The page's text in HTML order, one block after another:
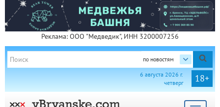
Реклама: ООО "Медведик", ИНН 3200007256
по новостям
18+
6 августа 2026 г.
четверг